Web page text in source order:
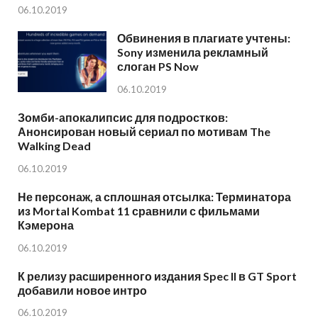
06.10.2019
Обвинения в плагиате учтены:
Sony изменила рекламный
слоган PS Now
06.10.2019
Зомби-апокалипсис для подростков:
Анонсирован новый сериал по мотивам The
Walking Dead
06.10.2019
Не персонаж, а сплошная отсылка: Терминатора
из Mortal Kombat 11 сравнили с фильмами
Кэмерона
06.10.2019
К релизу расширенного издания Spec II в GT Sport
добавили новое интро
06.10.2019